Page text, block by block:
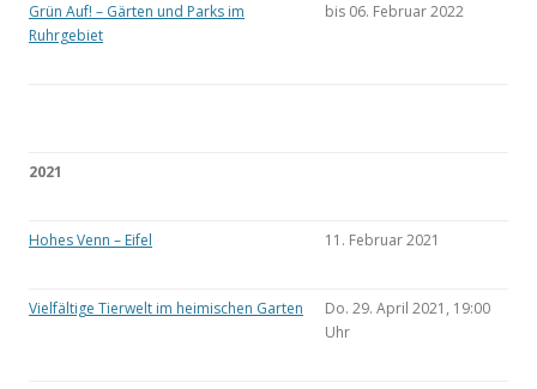
Grün Auf! – Gärten und Parks im
Ruhrgebiet
bis 06. Februar 2022
2021
Hohes Venn – Eifel 11. Februar 2021
Vielfältige Tierwelt im heimischen Garten
Do. 29. April 2021, 19:00
Uhr